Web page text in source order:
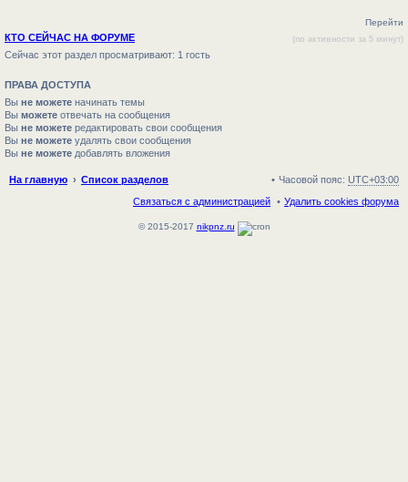
Перейти
КТО СЕЙЧАС НА ФОРУМЕ (по активности за 5 минут)
Сейчас этот раздел просматривают: 1 гость
ПРАВА ДОСТУПА
Вы не можете начинать темы
Вы можете отвечать на сообщения
Вы не можете редактировать свои сообщения
Вы не можете удалять свои сообщения
Вы не можете добавлять вложения
На главную Список разделов Часовой пояс: UTC+03:00
Удалить cookies форума
Связаться с администрацией
© 2015-2017 nikpnz.ru